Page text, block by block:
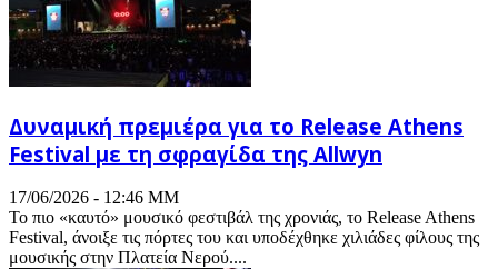
Δυναμική πρεμιέρα για το Release Athens
Festival με τη σφραγίδα της Allwyn
17/06/2026 - 12:46 ΜΜ
Το πιο «καυτό» μουσικό φεστιβάλ της χρονιάς, το Release Athens
Festival, άνοιξε τις πόρτες του και υποδέχθηκε χιλιάδες φίλους της
μουσικής στην Πλατεία Νερού....